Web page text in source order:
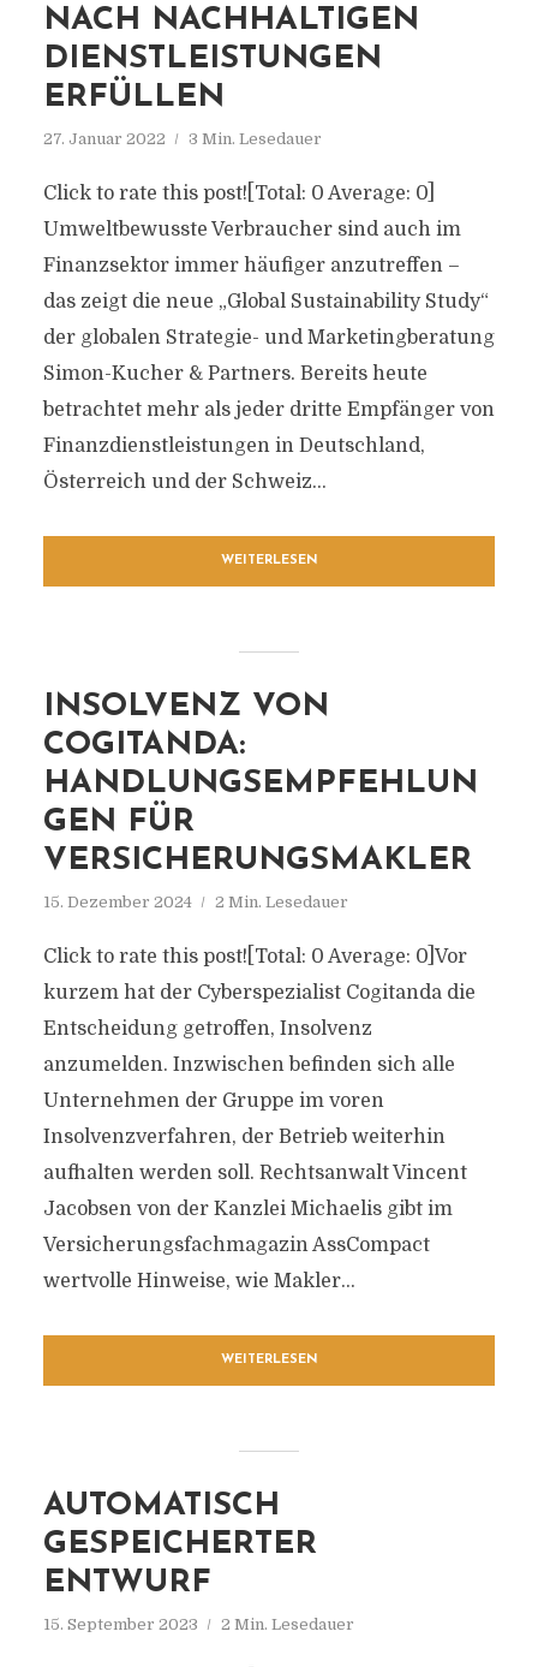
NACH NACHHALTIGEN
DIENSTLEISTUNGEN
ERFÜLLEN
27. Januar 2022 3 Min. Lesedauer
Click to rate this post![Total: 0 Average: 0]
Umweltbewusste Verbraucher sind auch im
Finanzsektor immer häufiger anzutreffen –
das zeigt die neue „Global Sustainability Study“
der globalen Strategie- und Marketingberatung
Simon-Kucher & Partners. Bereits heute
betrachtet mehr als jeder dritte Empfänger von
Finanzdienstleistungen in Deutschland,
Österreich und der Schweiz...
WEITERLESEN
INSOLVENZ VON
COGITANDA:
HANDLUNGSEMPFEHLUN
GEN FÜR
VERSICHERUNGSMAKLER
15. Dezember 2024 2 Min. Lesedauer
Click to rate this post![Total: 0 Average: 0]Vor
kurzem hat der Cyberspezialist Cogitanda die
Entscheidung getroffen, Insolvenz
anzumelden. Inzwischen befinden sich alle
Unternehmen der Gruppe im voren
Insolvenzverfahren, der Betrieb weiterhin
aufhalten werden soll. Rechtsanwalt Vincent
Jacobsen von der Kanzlei Michaelis gibt im
Versicherungsfachmagazin AssCompact
wertvolle Hinweise, wie Makler...
WEITERLESEN
AUTOMATISCH
GESPEICHERTER
ENTWURF
15. September 2023 2 Min. Lesedauer